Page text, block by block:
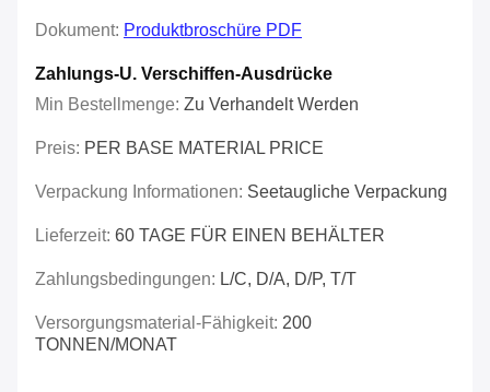
Dokument: Produktbroschüre PDF
Zahlungs-U. Verschiffen-Ausdrücke
Min Bestellmenge: Zu Verhandelt Werden
Preis: PER BASE MATERIAL PRICE
Verpackung Informationen: Seetaugliche Verpackung
Lieferzeit: 60 TAGE FÜR EINEN BEHÄLTER
Zahlungsbedingungen: L/C, D/A, D/P, T/T
Versorgungsmaterial-Fähigkeit: 200
TONNEN/MONAT